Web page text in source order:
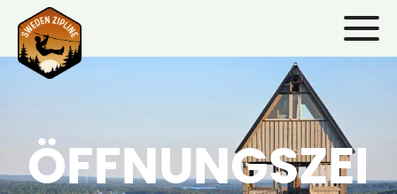
ÖFFNUNGSZEI